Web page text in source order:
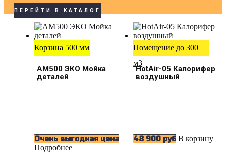
ПЕРЕЙТИ В КАТАЛОГ
Корзина 500 мм
АМ500 ЭКО Мойка
деталей
Очень выгодная цена
Подробнее
Помещение до 300
м3
HotAir-05 Калорифер
воздушный
48 900 руб В корзину